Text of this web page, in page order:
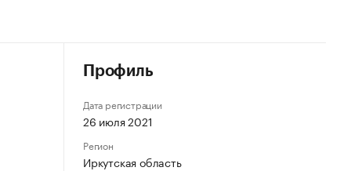
Профиль
Дата регистрации
26 июля 2021
Регион
Иркутская область